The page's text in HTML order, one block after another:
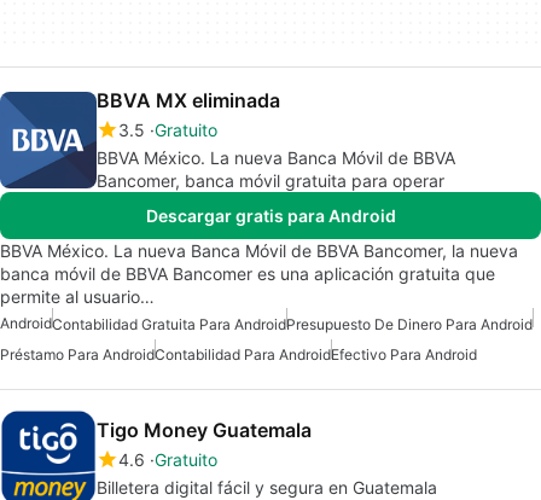
BBVA MX eliminada
3.5 Gratuito
BBVA México. La nueva Banca Móvil de BBVA
Bancomer, banca móvil gratuita para operar
Descargar gratis para Android
BBVA México. La nueva Banca Móvil de BBVA Bancomer, la nueva
banca móvil de BBVA Bancomer es una aplicación gratuita que
permite al usuario…
AndroidContabilidad Gratuita Para AndroidPresupuesto De Dinero Para Android
Préstamo Para AndroidContabilidad Para AndroidEfectivo Para Android
Tigo Money Guatemala
4.6 Gratuito
Billetera digital fácil y segura en Guatemala